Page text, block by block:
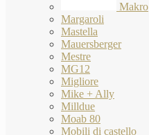
Makro
Margaroli
Mastella
Mauersberger
Mestre
MG12
Migliore
Mike + Ally
Milldue
Moab 80
Mobili di castello